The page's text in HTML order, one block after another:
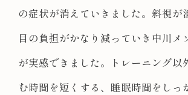
の症状が消えていきました。斜視が
目の負担がかなり減っていき中川メ
が実感できました。トレーニング以
む時間を短くする、睡眠時間をしっ